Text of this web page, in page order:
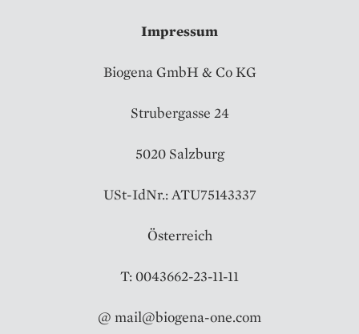
Impressum
Biogena GmbH & Co KG
Strubergasse 24
5020 Salzburg
USt-IdNr.: ATU75143337
Österreich
T: 0043662-23-11-11
@ mail@biogena-one.com